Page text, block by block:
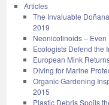
Articles
The Invaluable
2019
Neonicotinoids – Even
Ecologists Defend the
European Mink
Diving for Marine
Organic Gardening
2015
Plastic Debris Spoils